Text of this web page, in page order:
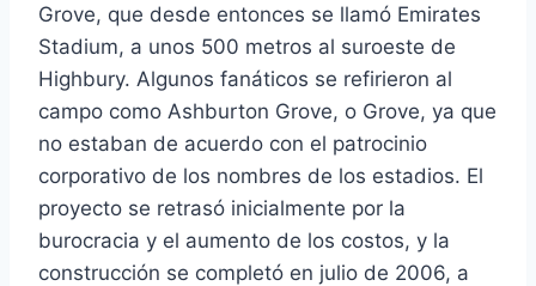
Grove, que desde entonces se llamó Emirates
Stadium, a unos 500 metros al suroeste de
Highbury. Algunos fanáticos se refirieron al
campo como Ashburton Grove, o Grove, ya que
no estaban de acuerdo con el patrocinio
corporativo de los nombres de los estadios. El
proyecto se retrasó inicialmente por la
burocracia y el aumento de los costos, y la
construcción se completó en julio de 2006, a